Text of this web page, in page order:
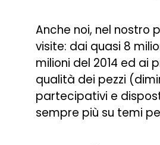
Anche noi, nel nostro
visite: dai quasi 8
milioni del 2014 ed ai
qualità dei pezzi
partecipativi e
sempre più su temi